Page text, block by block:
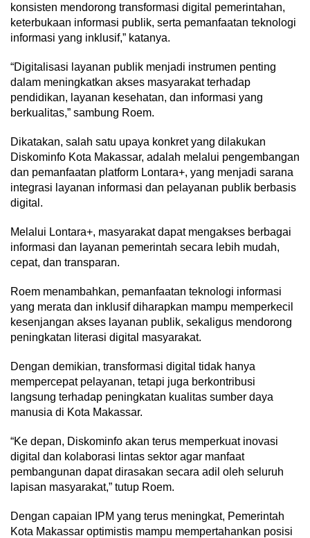
konsisten mendorong transformasi digital pemerintahan,
keterbukaan informasi publik, serta pemanfaatan teknologi
informasi yang inklusif,” katanya.
“Digitalisasi layanan publik menjadi instrumen penting
dalam meningkatkan akses masyarakat terhadap
pendidikan, layanan kesehatan, dan informasi yang
berkualitas,” sambung Roem.
Dikatakan, salah satu upaya konkret yang dilakukan
Diskominfo Kota Makassar, adalah melalui pengembangan
dan pemanfaatan platform Lontara+, yang menjadi sarana
integrasi layanan informasi dan pelayanan publik berbasis
digital.
Melalui Lontara+, masyarakat dapat mengakses berbagai
informasi dan layanan pemerintah secara lebih mudah,
cepat, dan transparan.
Roem menambahkan, pemanfaatan teknologi informasi
yang merata dan inklusif diharapkan mampu memperkecil
kesenjangan akses layanan publik, sekaligus mendorong
peningkatan literasi digital masyarakat.
Dengan demikian, transformasi digital tidak hanya
mempercepat pelayanan, tetapi juga berkontribusi
langsung terhadap peningkatan kualitas sumber daya
manusia di Kota Makassar.
“Ke depan, Diskominfo akan terus memperkuat inovasi
digital dan kolaborasi lintas sektor agar manfaat
pembangunan dapat dirasakan secara adil oleh seluruh
lapisan masyarakat,” tutup Roem.
Dengan capaian IPM yang terus meningkat, Pemerintah
Kota Makassar optimistis mampu mempertahankan posisi